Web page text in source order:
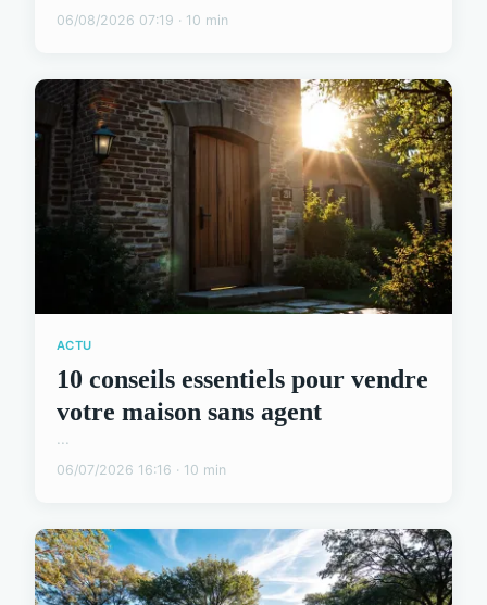
06/08/2026 07:19 · 10 min
ACTU
10 conseils essentiels pour vendre
votre maison sans agent
...
06/07/2026 16:16 · 10 min